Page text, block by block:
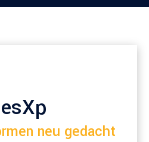
neu gedacht